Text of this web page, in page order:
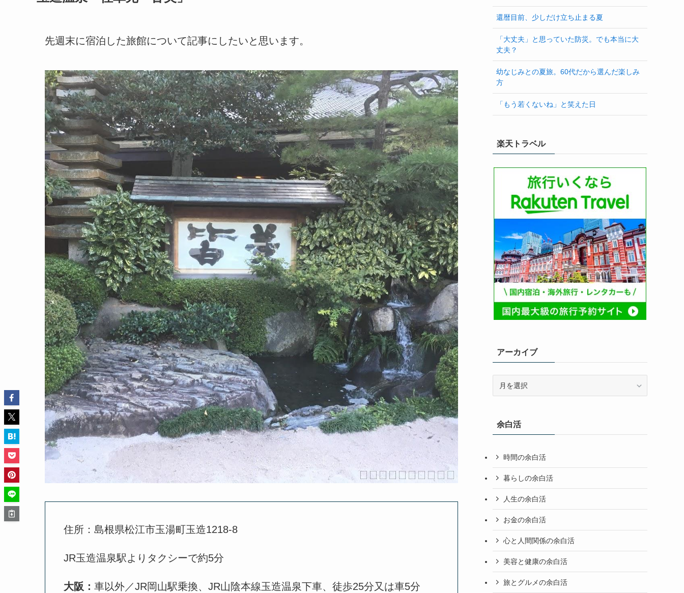
先週末に宿泊した旅館について記事にしたいと思います。
住所：島根県松江市玉湯町玉造1218-8
JR玉造温泉駅よりタクシーで約5分
大阪： 車以外／JR岡山駅乗換、JR山陰本線玉造温泉下車、徒歩25分又は車5分
還暦目前、少しだけ立ち止まる夏
「大丈夫」と思っていた防災。でも本当に大
丈夫？
幼なじみとの夏旅。60代だから選んだ楽しみ
方
「もう若くないね」と笑えた日
楽天トラベル
アーカイブ
ブ余白活
時間の余白活
暮らしの余白活
人生の余白活
お金の余白活
心と人間関係の余白活
美容と健康の余白活
旅とグルメの余白活